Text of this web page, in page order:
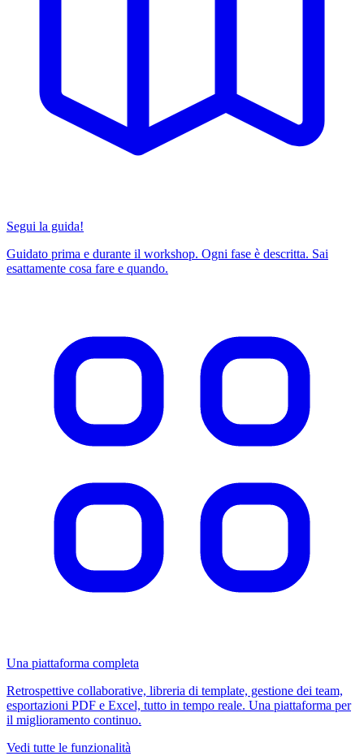
Segui la guida!
Guidato prima e durante il workshop. Ogni fase è descritta. Sai
esattamente cosa fare e quando.
Una piattaforma completa
Retrospettive collaborative, libreria di template, gestione dei team,
esportazioni PDF e Excel, tutto in tempo reale. Una piattaforma per
il miglioramento continuo.
Vedi tutte le funzionalità